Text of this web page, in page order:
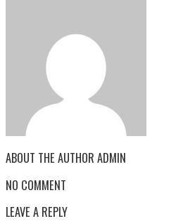
ABOUT THE AUTHOR ADMIN
NO COMMENT
LEAVE A REPLY